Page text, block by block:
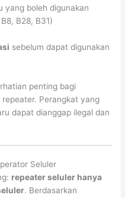
yang boleh digunakan
B28, B31)
sebelum dapat digunakan
penting bagi
Perangkat yang
dapat dianggap ilegal dan
Seluler
repeater seluler hanya
. Berdasarkan